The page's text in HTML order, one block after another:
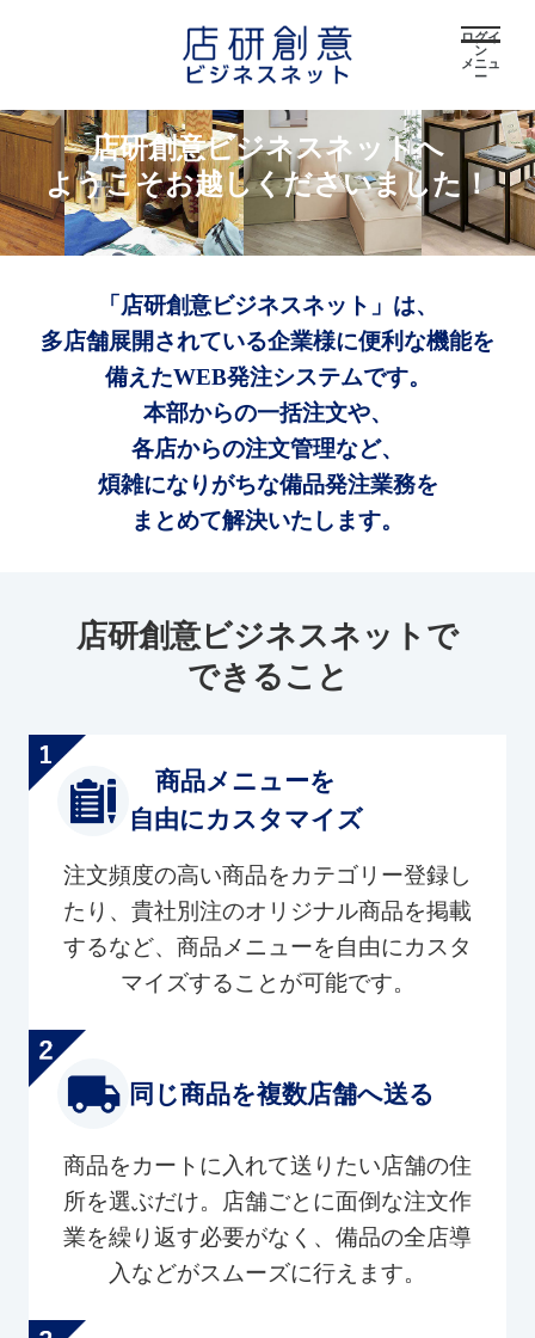
ログイ
ン
メニュ
ー
店研創意ビジネスネットへ
ようこそお越しくださいました！
「店研創意ビジネスネット」は、
多店舗展開されている企業様に便利な機能を
備えたWEB発注システムです。
本部からの一括注文や、
各店からの注文管理など、
煩雑になりがちな備品発注業務を
まとめて解決いたします。
店研創意ビジネスネットで
できること
商品メニューを
自由にカスタマイズ
注文頻度の高い商品をカテゴリー登録し
たり、貴社別注のオリジナル商品を掲載
するなど、商品メニューを自由にカスタ
マイズすることが可能です。
同じ商品を複数店舗へ送る
商品をカートに入れて送りたい店舗の住
所を選ぶだけ。店舗ごとに面倒な注文作
業を繰り返す必要がなく、備品の全店導
入などがスムーズに行えます。